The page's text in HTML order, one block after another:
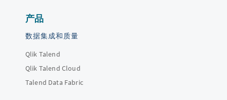
产品
数据集成和质量
Qlik Talend
Qlik Talend Cloud
Talend Data Fabric